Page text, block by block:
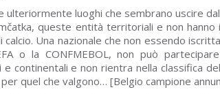
luoghi che sembrano uscire
queste entità territoriali e non hanno
Una nazionale che non essendo
o la CONFMEBOL, non può
e continentali e non rientra nella classifica
quel che valgono… [Belgio campione